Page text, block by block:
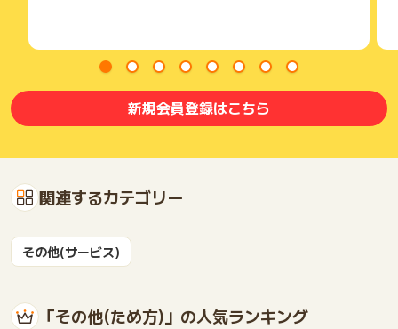
新規会員登録はこちら
関連するカテゴリー
その他(サービス)
「その他(ため方)」の人気ランキング